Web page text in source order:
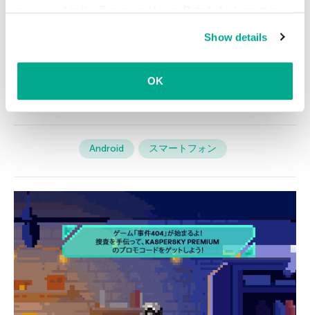
processed in the European Union. Detailed information
Show details
OK
かります。残念ながら詳細はあまり明らかにされ
ておらず、この機能を詳しく調べるには9月まで待
Android スマートフォン